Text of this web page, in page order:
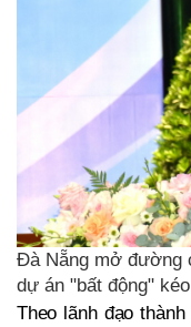
Đà Nẵng mở đường
dự án "bất động"
Theo lãnh đạo